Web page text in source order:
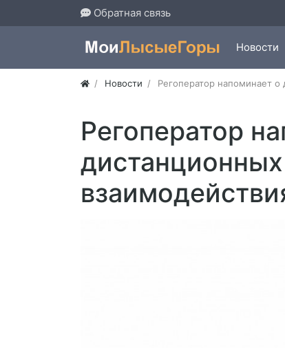
Обратная связь
Новости
Новости Регоператор напоминает о
Регоператор